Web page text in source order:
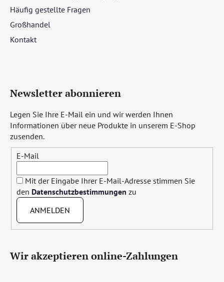
Häufig gestellte Fragen
Großhandel
Kontakt
Newsletter abonnieren
Legen Sie Ihre E-Mail ein und wir werden Ihnen
Informationen über neue Produkte in unserem E-Shop
zusenden.
E-Mail
Mit der Eingabe Ihrer E-Mail-Adresse stimmen Sie
den Datenschutzbestimmungen zu
ANMELDEN
Wir akzeptieren online-Zahlungen